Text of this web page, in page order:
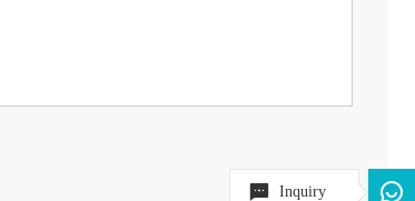
Inquiry